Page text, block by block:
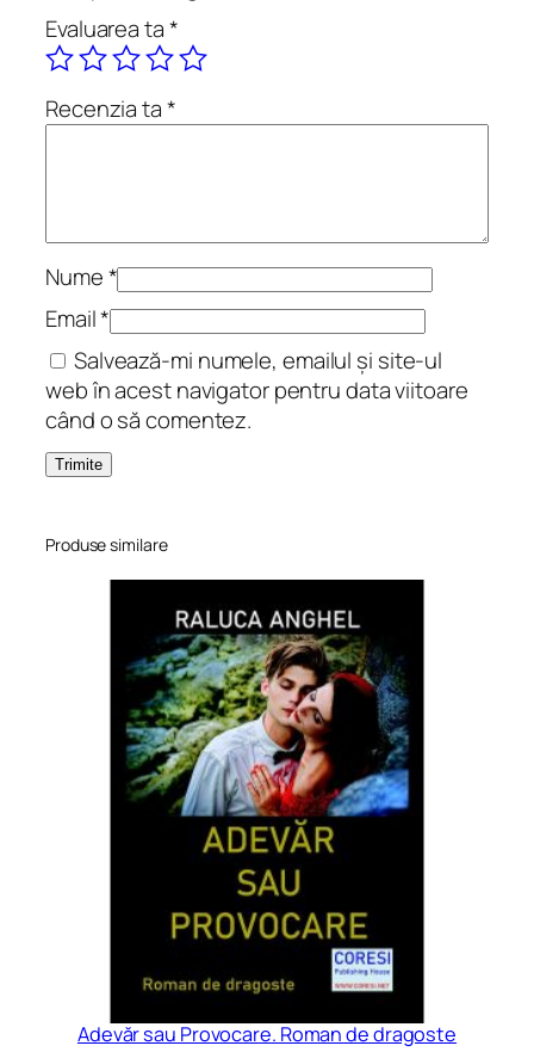
r
i
m
i
a
m
a
r
e
.
R
o
m
n
Evaluarea ta*
Recenzia ta*
Nume*
Email*
Salvează-mi numele, emailul și site-ul
web în acest navigator pentru data viitoare
când o să comentez.
Produse similare
Adevăr sau Provocare. Roman de dragoste